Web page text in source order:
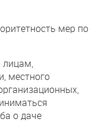
мер по
местного
о даче